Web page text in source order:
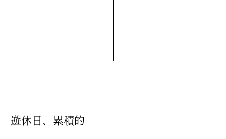
遊休日、累積的